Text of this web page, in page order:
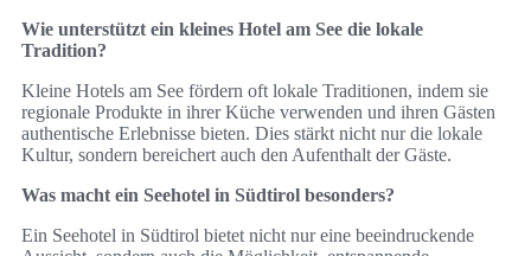
Wie unterstützt ein kleines Hotel am See die lokale
Tradition?
Kleine Hotels am See fördern oft lokale Traditionen, indem sie
regionale Produkte in ihrer Küche verwenden und ihren Gästen
authentische Erlebnisse bieten. Dies stärkt nicht nur die lokale
Kultur, sondern bereichert auch den Aufenthalt der Gäste.
Was macht ein Seehotel in Südtirol besonders?
Ein Seehotel in Südtirol bietet nicht nur eine beeindruckende